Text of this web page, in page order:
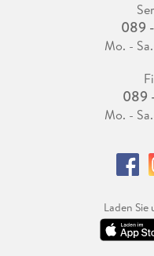
089
Mo. -
089
Mo. -
Laden Sie